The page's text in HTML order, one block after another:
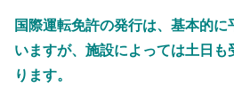
国際運転免許の発行は、基本的
いますが、施設によっては土日も
ります。